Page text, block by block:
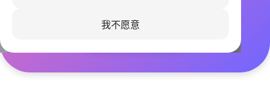
我不愿意
立即下载